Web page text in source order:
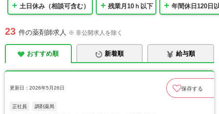
土日休み（相談可含む） 残業月10ｈ以下 年間休日120日
23 件の薬剤師求人 ※ 非公開求人を除く
おすすめ順 新着順 給与順
更新日：2026年5月26日 保存する
正社員 調剤薬局